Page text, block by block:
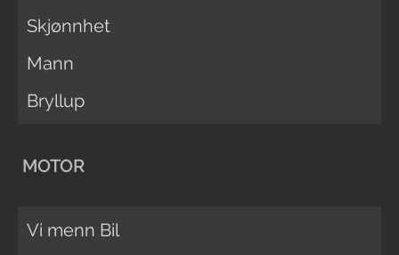
Skjønnhet
Mann
Bryllup
MOTOR
Vi menn Bil